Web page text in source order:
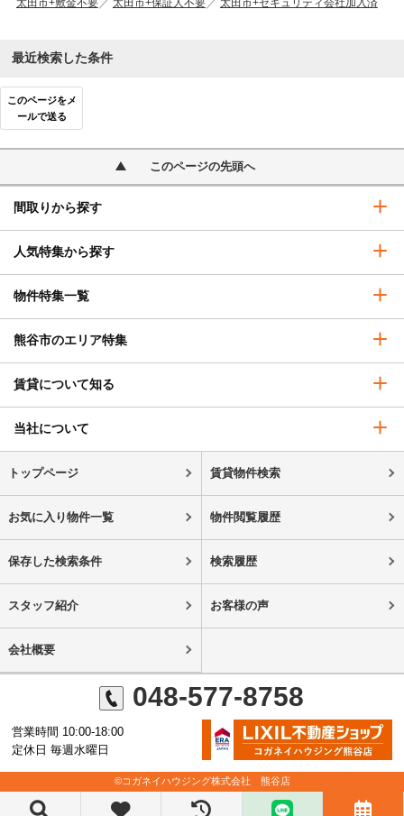
太田市+敷金不要
太田市+保証人不要 太田市+セキュリティ会社加入済
最近検索した条件
このページをメ
ールで送る
このページの先頭へ
間取りから探す
人気特集から探す
物件特集一覧
熊谷市のエリア特集
賃貸について知る
当社について
トップページ 賃貸物件検索
お気に入り物件一覧 物件閲覧履歴
保存した検索条件 検索履歴
スタッフ紹介 お客様の声
会社概要
048-577-8758
営業時間 10:00-18:00
定休日 毎週水曜日
©コガネイハウジング株式会社 熊谷店